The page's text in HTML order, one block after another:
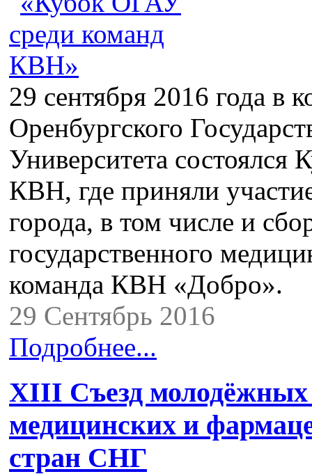
29 сентября 2016 года в
Оренбургского
Университета
КВН, где приняли
города, в том числе и
государственного
команда КВН «Добро».
29 Сентябрь 2016
Подробнее...
XIII Съезд
медицинских и
стран СНГ